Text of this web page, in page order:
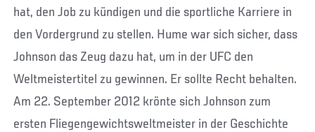
hat, den Job zu kündigen und die sportliche Karriere in
den Vordergrund zu stellen. Hume war sich sicher, dass
Johnson das Zeug dazu hat, um in der UFC den
Weltmeistertitel zu gewinnen. Er sollte Recht behalten.
Am 22. September 2012 krönte sich Johnson zum
ersten Fliegengewichtsweltmeister in der Geschichte